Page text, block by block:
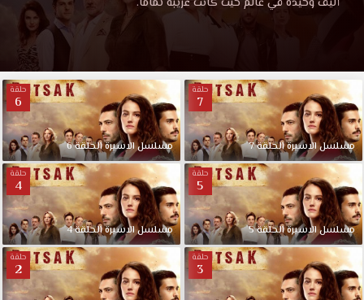
مترجمة
قصة
عشق
مباشرة
بجودة
عالية
علي
موقعنا
المفضل
لديكم
مسلسل
الاسيرة
الحلقة
7
كاملة
HD
حلقة
7
مسلسلالاسيرةالحلقة7
حلقة
6
مسلسلالاسيرةالحلقة6
حلقة
5
مسلسلالاسيرةالحلقة5
حلقة
4
مسلسلالاسيرةالحلقة4
حلقة
3
حلقة
2